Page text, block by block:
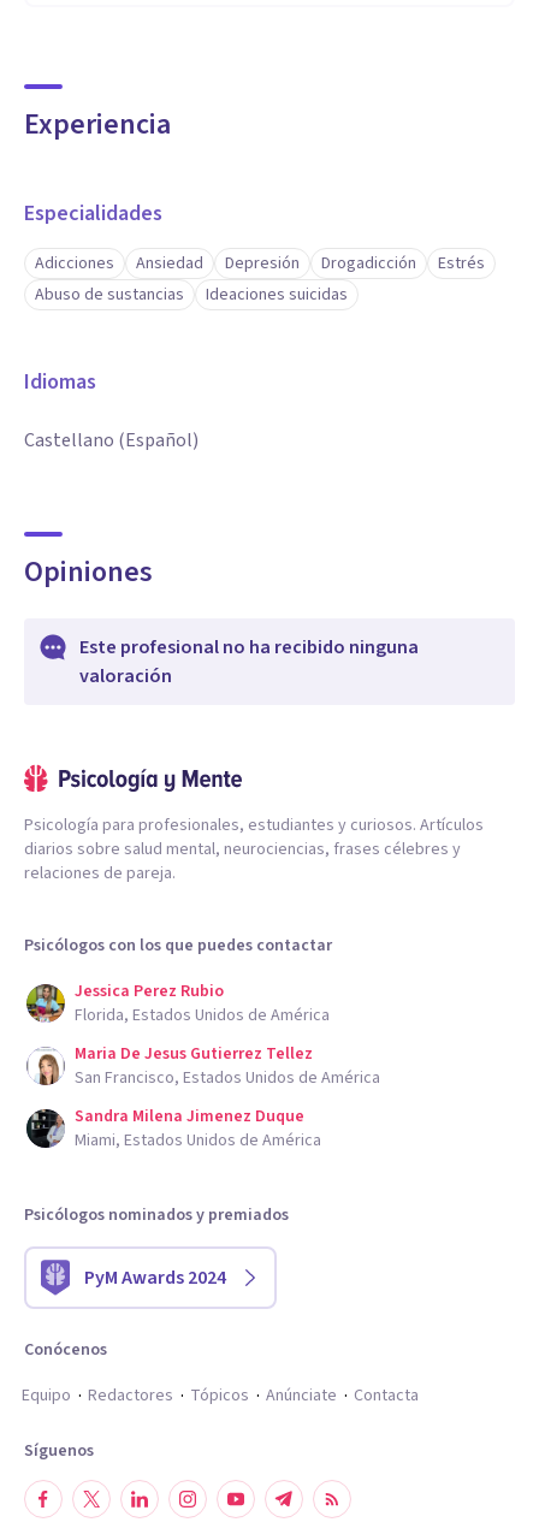
Experiencia
Especialidades
Adicciones Ansiedad Depresión Drogadicción
Estrés
Abuso de sustancias
Ideaciones suicidas
Idiomas
Castellano (Español)
Opiniones
Este profesional no ha recibido ninguna
valoración
Psicología para profesionales, estudiantes y curiosos. Artículos
diarios sobre salud mental, neurociencias, frases célebres y
relaciones de pareja.
Psicólogos con los que puedes contactar
Jessica Perez Rubio
Florida, Estados Unidos de América
Maria De Jesus Gutierrez Tellez
San Francisco, Estados Unidos de América
Sandra Milena Jimenez Duque
Miami, Estados Unidos de América
Psicólogos nominados y premiados
PyM Awards 2024
Conócenos
Equipo
Redactores Tópicos Anúnciate Contacta
Síguenos